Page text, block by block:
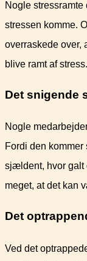
Nogle
stressen komme.
overraskede over,
blive ramt af stress.
Det snigende
Nogle
Fordi den
sjældent, hvor galt
meget, at det kan
Det
Ved det